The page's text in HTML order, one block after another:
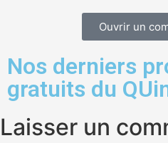
Ouvrir un
Nos derniers
gratuits du
Laisser un